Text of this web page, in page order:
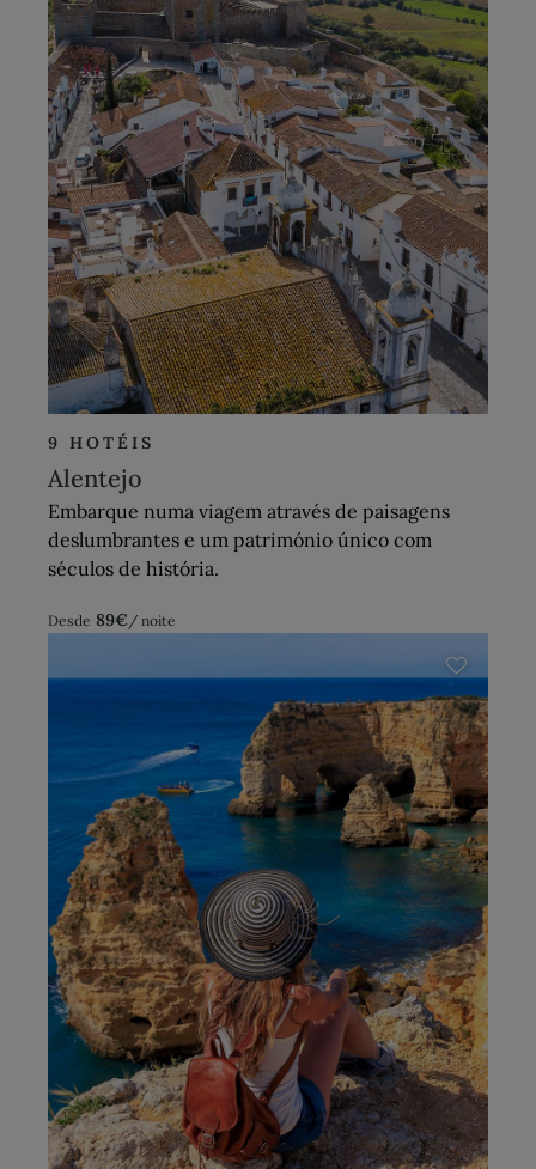
9 HOTÉIS
Alentejo
Embarque numa viagem através de paisagens
deslumbrantes e um património único com
séculos de história.
Desde 89€ / noite